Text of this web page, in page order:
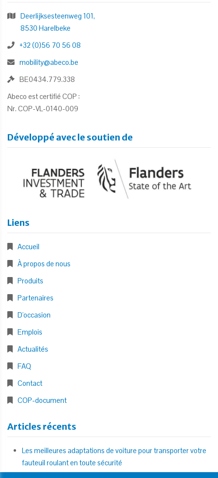
Deerlijksesteenweg 101,
8530 Harelbeke
+32 (0)56 70 56 08
mobility@abeco.be
BE0434.779.338
Abeco est certifié COP :
Nr. COP-VL-0140-009
Développé avec le soutien de
Liens
Accueil
À propos de nous
Produits
Partenaires
D'occasion
Emplois
Actualités
FAQ
Contact
COP-document
Articles récents
Les meilleures adaptations de voiture pour transporter votre
fauteuil roulant en toute sécurité